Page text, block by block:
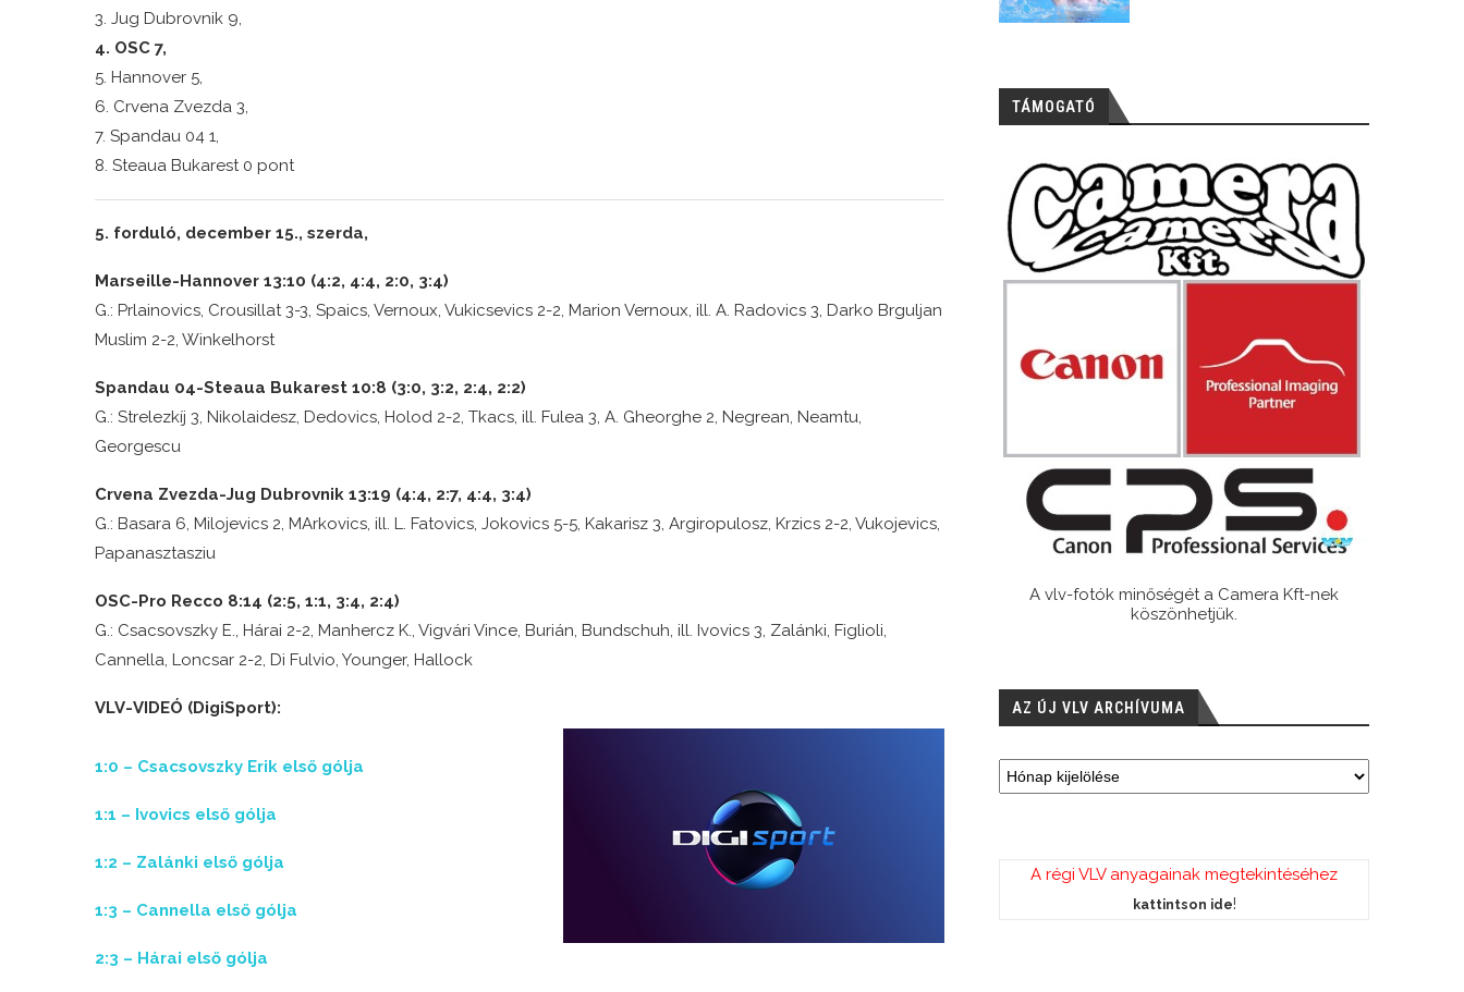
3. Jug Dubrovnik 9,
4. OSC 7,
5. Hannover 5,
6. Crvena Zvezda 3,
7. Spandau 04 1,
8. Steaua Bukarest 0 pont
5. forduló, december 15., szerda,
Marseille-Hannover 13:10 (4:2, 4:4, 2:0, 3:4)
G.: Prlainovics, Crousillat 3-3, Spaics, Vernoux, Vukicsevics 2-2, Marion Vernoux, ill. A. Radovics 3, Darko Brguljan
Muslim 2-2, Winkelhorst
Spandau 04-Steaua Bukarest 10:8 (3:0, 3:2, 2:4, 2:2)
G.: Strelezkíj 3, Nikolaidesz, Dedovics, Holod 2-2, Tkacs, ill. Fulea 3, A. Gheorghe 2, Negrean, Neamtu,
Georgescu
Crvena Zvezda-Jug Dubrovnik 13:19 (4:4, 2:7, 4:4, 3:4)
G.: Basara 6, Milojevics 2, MArkovics, ill. L. Fatovics, Jokovics 5-5, Kakarisz 3, Argiropulosz, Krzics 2-2, Vukojevics,
Papanasztasziu
OSC-Pro Recco 8:14 (2:5, 1:1, 3:4, 2:4)
G.: Csacsovszky E., Hárai 2-2, Manhercz K., Vigvári Vince, Burián, Bundschuh, ill. Ivovics 3, Zalánki, Figlioli,
Cannella, Loncsar 2-2, Di Fulvio, Younger, Hallock
VLV-VIDEÓ (DigiSport):
1:0 – Csacsovszky Erik első gólja
1:1 – Ivovics első gólja
1:2 – Zalánki első gólja
1:3 – Cannella első gólja
2:3 – Hárai első gólja
TÁMOGATÓ
A vlv-fotók minőségét a Camera Kft-nek
köszönhetjük.
AZ ÚJ VLV ARCHÍVUMA
A régi VLV anyagainak megtekintéséhez
kattintson ide!